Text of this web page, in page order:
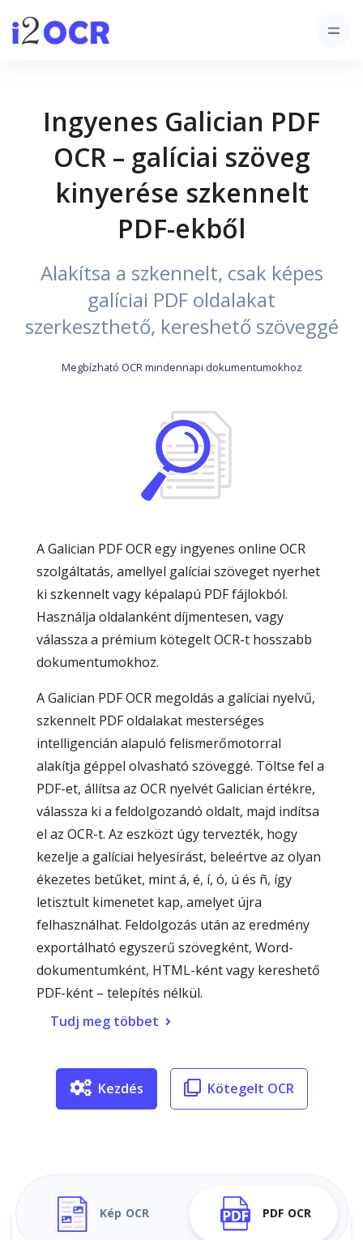
Ingyenes Galician PDF
OCR – galíciai szöveg
kinyerése szkennelt
PDF-ekből
Alakítsa a szkennelt, csak képes
galíciai PDF oldalakat
szerkeszthető, kereshető szöveggé
Megbízható OCR mindennapi dokumentumokhoz
A Galician PDF OCR egy ingyenes online OCR
szolgáltatás, amellyel galíciai szöveget nyerhet
ki szkennelt vagy képalapú PDF fájlokból.
Használja oldalanként díjmentesen, vagy
válassza a prémium kötegelt OCR-t hosszabb
dokumentumokhoz.
A Galician PDF OCR megoldás a galíciai nyelvű,
szkennelt PDF oldalakat mesterséges
intelligencián alapuló felismerőmotorral
alakítja géppel olvasható szöveggé. Töltse fel a
PDF-et, állítsa az OCR nyelvét Galician értékre,
válassza ki a feldolgozandó oldalt, majd indítsa
el az OCR-t. Az eszközt úgy tervezték, hogy
kezelje a galíciai helyesírást, beleértve az olyan
ékezetes betűket, mint á, é, í, ó, ú és ñ, így
letisztult kimenetet kap, amelyet újra
felhasználhat. Feldolgozás után az eredmény
exportálható egyszerű szövegként, Word-
dokumentumként, HTML-ként vagy kereshető
PDF-ként – telepítés nélkül.
Tudj meg többet
Kezdés Kötegelt OCR
Kép OCR PDF OCR